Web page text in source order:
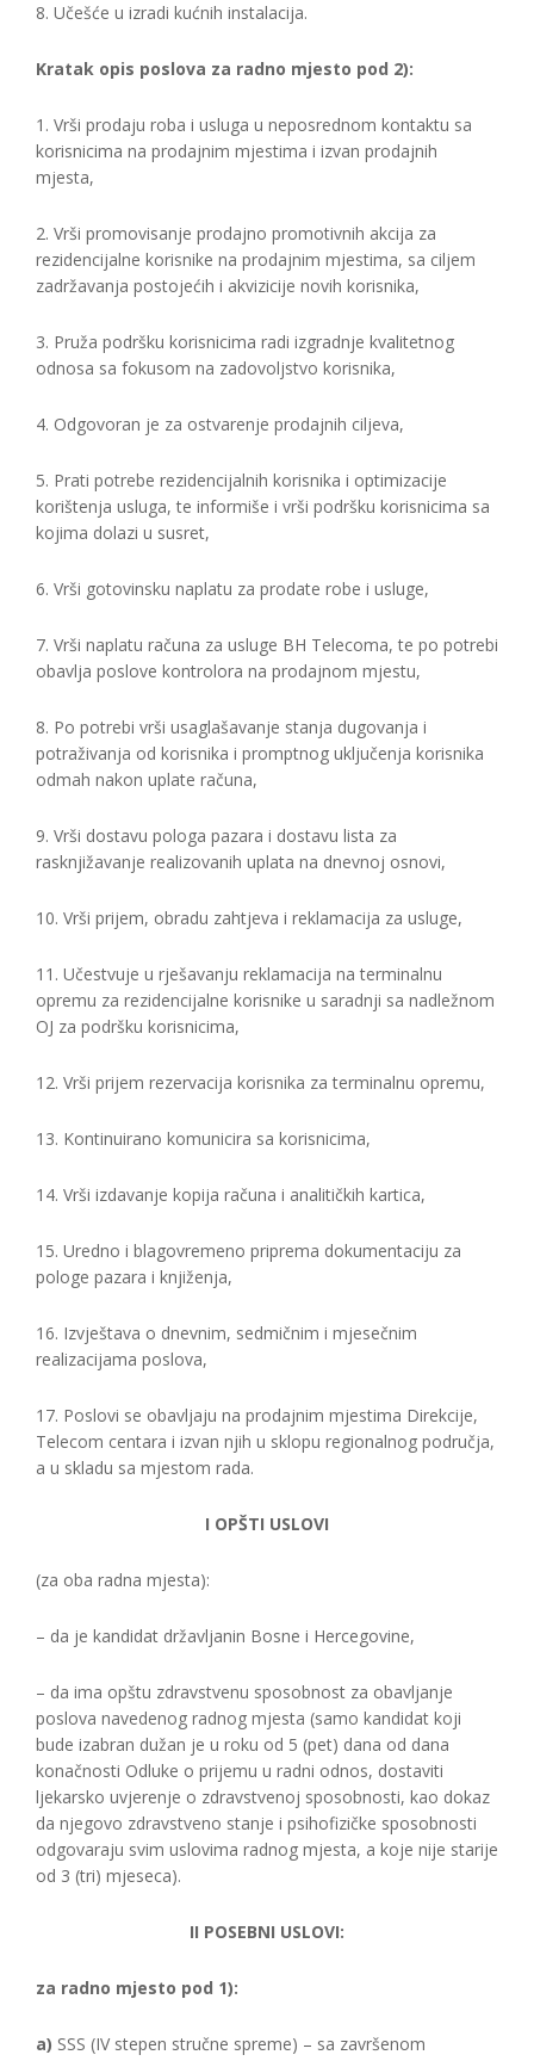
8. Učešće u izradi kućnih instalacija.
Kratak opis poslova za radno mjesto pod 2):
1. Vrši prodaju roba i usluga u neposrednom kontaktu sa
korisnicima na prodajnim mjestima i izvan prodajnih
mjesta,
2. Vrši promovisanje prodajno promotivnih akcija za
rezidencijalne korisnike na prodajnim mjestima, sa ciljem
zadržavanja postojećih i akvizicije novih korisnika,
3. Pruža podršku korisnicima radi izgradnje kvalitetnog
odnosa sa fokusom na zadovoljstvo korisnika,
4. Odgovoran je za ostvarenje prodajnih ciljeva,
5. Prati potrebe rezidencijalnih korisnika i optimizacije
korištenja usluga, te informiše i vrši podršku korisnicima sa
kojima dolazi u susret,
6. Vrši gotovinsku naplatu za prodate robe i usluge,
7. Vrši naplatu računa za usluge BH Telecoma, te po potrebi
obavlja poslove kontrolora na prodajnom mjestu,
8. Po potrebi vrši usaglašavanje stanja dugovanja i
potraživanja od korisnika i promptnog uključenja korisnika
odmah nakon uplate računa,
9. Vrši dostavu pologa pazara i dostavu lista za
rasknjižavanje realizovanih uplata na dnevnoj osnovi,
10. Vrši prijem, obradu zahtjeva i reklamacija za usluge,
11. Učestvuje u rješavanju reklamacija na terminalnu
opremu za rezidencijalne korisnike u saradnji sa nadležnom
OJ za podršku korisnicima,
12. Vrši prijem rezervacija korisnika za terminalnu opremu,
13. Kontinuirano komunicira sa korisnicima,
14. Vrši izdavanje kopija računa i analitičkih kartica,
15. Uredno i blagovremeno priprema dokumentaciju za
pologe pazara i knjiženja,
16. Izvještava o dnevnim, sedmičnim i mjesečnim
realizacijama poslova,
17. Poslovi se obavljaju na prodajnim mjestima Direkcije,
Telecom centara i izvan njih u sklopu regionalnog područja,
a u skladu sa mjestom rada.
I OPŠTI USLOVI
(za oba radna mjesta):
– da je kandidat državljanin Bosne i Hercegovine,
– da ima opštu zdravstvenu sposobnost za obavljanje
poslova navedenog radnog mjesta (samo kandidat koji
bude izabran dužan je u roku od 5 (pet) dana od dana
konačnosti Odluke o prijemu u radni odnos, dostaviti
ljekarsko uvjerenje o zdravstvenoj sposobnosti, kao dokaz
da njegovo zdravstveno stanje i psihofizičke sposobnosti
odgovaraju svim uslovima radnog mjesta, a koje nije starije
od 3 (tri) mjeseca).
II POSEBNI USLOVI:
za radno mjesto pod 1):
a) SSS (IV stepen stručne spreme) – sa završenom